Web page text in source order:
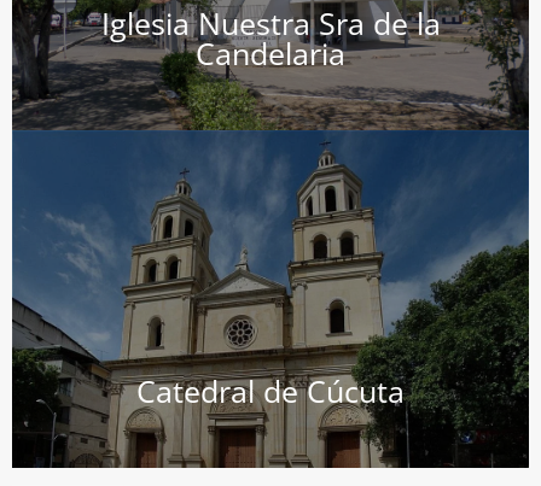
Iglesia Nuestra Sra de la
Candelaria
Catedral de Cúcuta
La diócesis de Cúcuta es una circunscripción eclesiástica
latina de la Iglesia católica en Colombia, sufragánea de la
arquidiócesis de Nueva Pamplona. La diócesis tiene al
obispo José Libardo Garcés Monsalve como su párroco
desde el 4 de octubre de 2021.